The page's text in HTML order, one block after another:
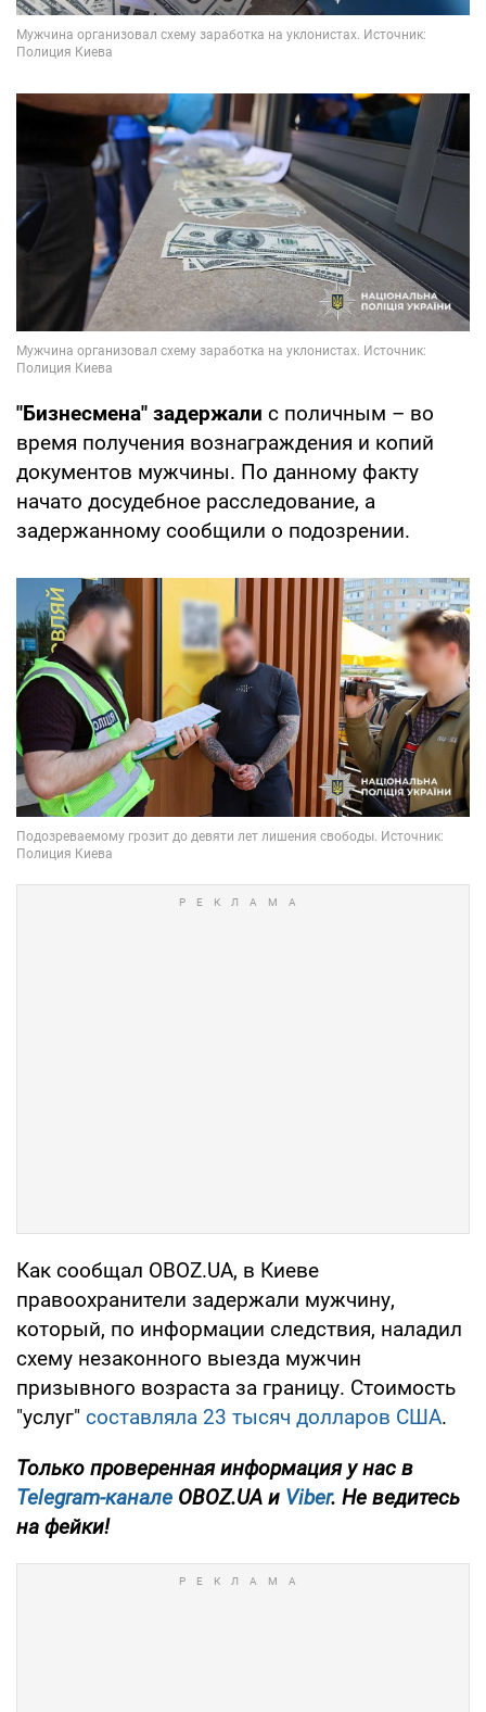
"Бизнесмена" задержали с поличным – во
время получения вознаграждения и копий
документов мужчины. По данному факту
начато досудебное расследование, а
задержанному сообщили о подозрении.
Как сообщал OBOZ.UA, в Киеве
правоохранители задержали мужчину,
который, по информации следствия, наладил
схему незаконного выезда мужчин
призывного возраста за границу. Стоимость
"услуг" составляла 23 тысяч долларов США.
Только проверенная информация у нас в
Telegram-канале OBOZ.UA и Viber. Не ведитесь
на фейки!